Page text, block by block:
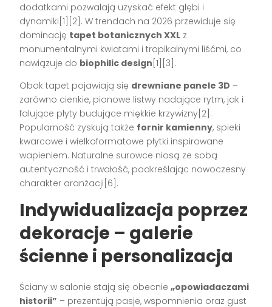
dodatkami pozwalają uzyskać efekt głębi i
dynamiki[1][2]. W trendach na 2026 przewiduje się
dominację tapet botanicznych XXL z
monumentalnymi kwiatami i tropikalnymi liśćmi, co
nawiązuje do biophilic design [1][3].
Obok tapet pojawiają się drewniane panele 3D –
zarówno cienkie, pionowe listwy nadające rytm, jak i
falujące płyty budujące miękkie krzywizny[2].
Popularność zyskują także fornir kamienny, spieki
kwarcowe i wielkoformatowe płytki inspirowane
wapieniem. Naturalne surowce niosą ze sobą
autentyczność i trwałość, podkreślając nowoczesny
charakter aranżacji[6].
Indywidualizacja poprzez
dekoracje – galerie
ścienne i personalizacja
Ściany w salonie stają się obecnie„opowiadaczami
historii” – prezentują pasje, wspomnienia oraz gust